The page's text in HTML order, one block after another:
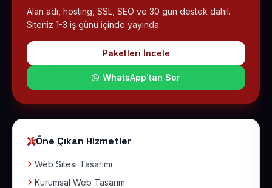
Alan adı, hosting, SSL, SEO ve 30 gün destek dahil.
Siteniz 1-3 iş günü içinde yayında.
Paketleri İncele
WhatsApp'tan Sor
Öne Çıkan Hizmetler
Web Sitesi Tasarımı
Kurumsal Web Tasarım